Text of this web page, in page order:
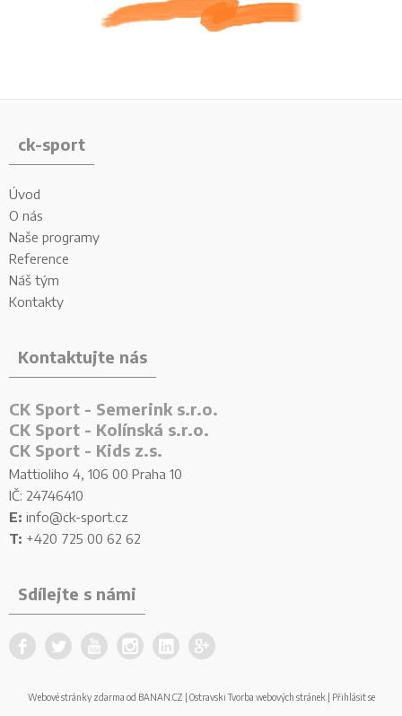
ck-sport
Úvod
O nás
Naše programy
Reference
Náš tým
Kontakty
Kontaktujte nás
CK Sport - Semerink s.r.o.
CK Sport - Kolínská s.r.o.
CK Sport - Kids z.s.
Mattioliho 4, 106 00 Praha 10
IČ: 24746410
E: info@ck-sport.cz
T: +420 725 00 62 62
Sdílejte s námi
. . . . . .
Webové stránky zdarma od BANAN.CZ Ostravski Tvorba webových stránek Přihlásit se